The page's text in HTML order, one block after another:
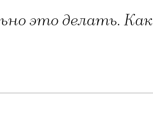
это делать. Как